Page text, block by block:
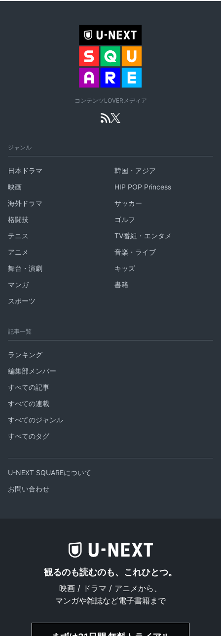
コンテンツLOVERメディア
ジャンル
日本ドラマ
韓国・アジア
映画
HIP POP Princess
海外ドラマ
サッカー
格闘技
ゴルフ
テニス
TV番組・エンタメ
アニメ
音楽・ライブ
舞台・演劇
キッズ
マンガ
書籍
スポーツ
記事一覧
ランキング
編集部メンバー
すべての記事
すべての連載
すべてのジャンル
すべてのタグ
U-NEXT SQUAREについて
お問い合わせ
観るのも読むのも、これひとつ。
映画 / ドラマ / アニメから、
マンガや雑誌など電子書籍まで